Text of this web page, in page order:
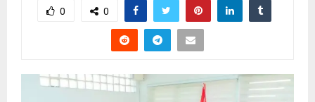
0 0